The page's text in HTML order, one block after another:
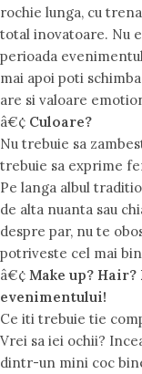
rochie lunga, cu
total inovatoare. Nu
perioada
mai apoi poti
are si valoare
â€¢ Culoare?
Nu trebuie sa
trebuie sa exprime
Pe langa albul
de alta nuanta sau
despre par, nu te
potriveste cel mai
â€¢ Make up?
evenimentului!
Ce iti trebuie tie
Vrei sa iei ochii?
dintr-un mini coc